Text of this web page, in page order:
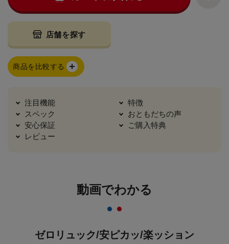
店舗を探す
商品を比較する
注目機能
特徴
スペック
おともだちの声
安心保証
ご購入特典
レビュー
動画でわかる
ゼロリュック/安ピカッ/楽ッション